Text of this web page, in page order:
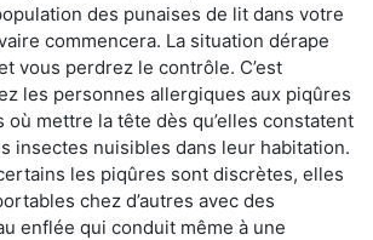
des punaises de lit dans votre
commencera. La situation dérape
vous perdrez le contrôle. C’est
les personnes allergiques aux piqûres
où mettre la tête dès qu’elles constatent
insectes nuisibles dans leur habitation.
les piqûres sont discrètes, elles
chez d’autres avec des
enflée qui conduit même à une